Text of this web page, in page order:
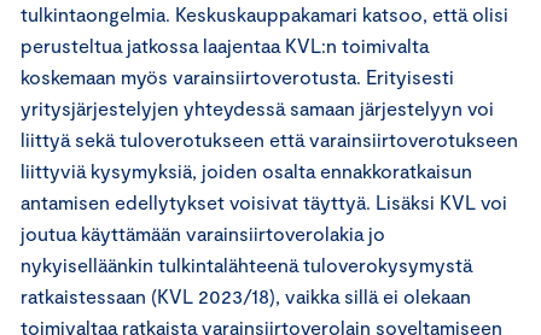
tulkintaongelmia. Keskuskauppakamari katsoo, että olisi
perusteltua jatkossa laajentaa KVL:n toimivalta
koskemaan myös varainsiirtoverotusta. Erityisesti
yritysjärjestelyjen yhteydessä samaan järjestelyyn voi
liittyä sekä tuloverotukseen että varainsiirtoverotukseen
liittyviä kysymyksiä, joiden osalta ennakkoratkaisun
antamisen edellytykset voisivat täyttyä. Lisäksi KVL voi
joutua käyttämään varainsiirtoverolakia jo
nykyiselläänkin tulkintalähteenä tuloverokysymystä
ratkaistessaan (KVL 2023/18), vaikka sillä ei olekaan
toimivaltaa ratkaista varainsiirtoverolain soveltamiseen